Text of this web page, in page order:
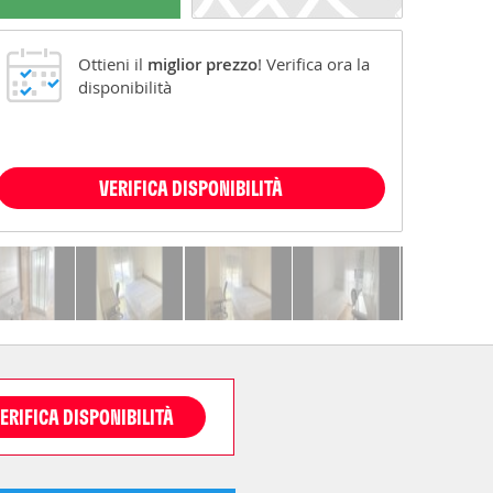
Ottieni il miglior prezzo! Verifica ora la
disponibilità
VERIFICA DISPONIBILITÀ
DISPONIBILITÀ